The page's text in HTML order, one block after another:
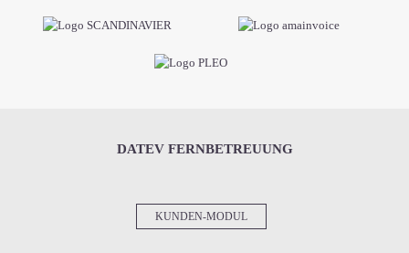
DATEV FERNBETREUUNG
KUNDEN-MODUL